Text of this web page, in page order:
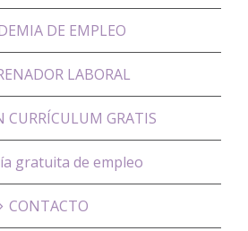
DE EMPLEO
LABORAL
CURRÍCULUM GRATIS
gratuita de empleo
CONTACTO